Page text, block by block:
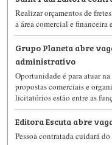
Realizar orçamentos de
a área comercial e financeira
Grupo Planeta abre
administrativo
Oportunidade é para atuar
propostas comerciais e
licitatórios estão entre as
Editora Escuta abre
Pessoa contratada cuidará